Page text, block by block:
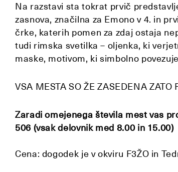
Na razstavi sta tokrat prvič
zasnova, značilna za Emono v 4. in
črke, katerih pomen za zdaj ostaja
tudi rimska svetilka – oljenka, ki
maske, motivom, ki simbolno
VSA MESTA SO ŽE ZASEDENA ZATO
Zaradi omejenega števila mest vas
506 (vsak delovnik med 8.00 in 15.00)
Cena: dogodek je v okviru F3ŽO in